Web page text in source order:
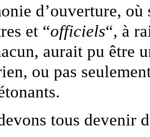
d’ouverture, où
et “officiels“, à
aurait pu être
ou pas
tous devenir